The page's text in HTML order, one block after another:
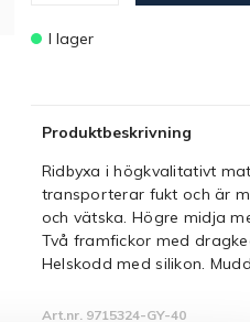
I lager
Produktbeskrivning
Ridbyxa i högkvalitativt
transporterar fukt och är
och vätska. Högre midja
Två framfickor med
Helskodd med silikon.
Art.nr. 9715324-GY-40